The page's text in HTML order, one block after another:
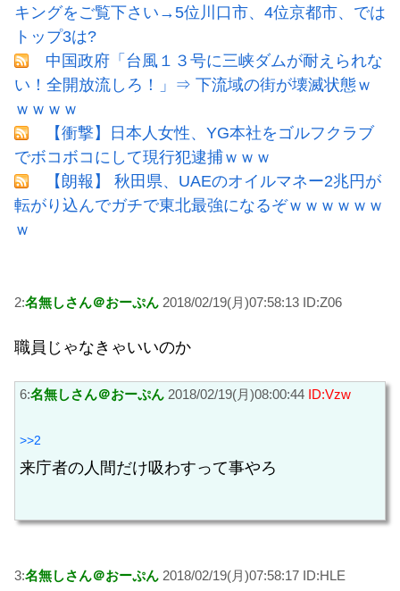
キングをご覧下さい→5位川口市、4位京都市、では
トップ3は?
中国政府「台風１３号に三峡ダムが耐えられな
い！全開放流しろ！」⇒ 下流域の街が壊滅状態ｗ
ｗｗｗｗ
【衝撃】日本人女性、YG本社をゴルフクラブ
でボコボコにして現行犯逮捕ｗｗｗ
【朗報】 秋田県、UAEのオイルマネー2兆円が
転がり込んでガチで東北最強になるぞｗｗｗｗｗｗ
ｗ
2:名無しさん＠おーぷん 2018/02/19(月)07:58:13 ID:Z06
職員じゃなきゃいいのか
6:名無しさん＠おーぷん 2018/02/19(月)08:00:44 ID:Vzw
>>2
来庁者の人間だけ吸わすって事やろ
3:名無しさん＠おーぷん 2018/02/19(月)07:58:17 ID:HLE